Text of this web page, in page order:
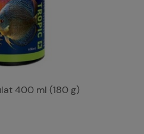
400 ml (180 g)